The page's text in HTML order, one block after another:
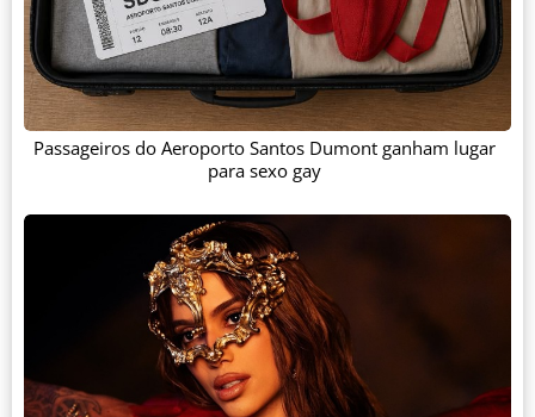
Passageiros do Aeroporto Santos Dumont ganham lugar
para sexo gay